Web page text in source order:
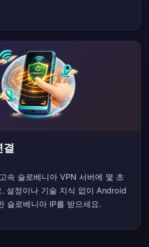
결
속 슬로베니아 VPN 서버에 몇 초
. 설정이나 기술 지식 없이 Android
슬로베니아 IP를 받으세요.